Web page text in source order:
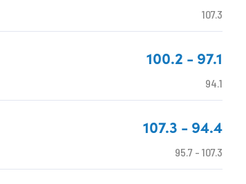
107.3
100.2 - 97.1
94.1
107.3 - 94.4
95.7 - 107.3